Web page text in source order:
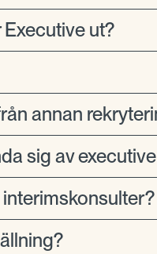
ut?
annan
sig av
interimskonsulter?